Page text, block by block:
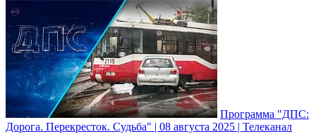
Программа "ДПС:
Дорога. Перекресток. Судьба" | 08 августа 2025 | Телеканал